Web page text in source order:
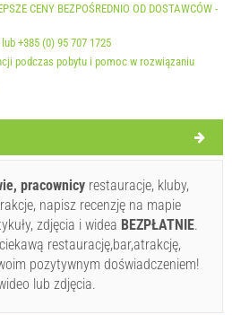
na potwierdzenie
now, instead you have more
bellow and click on "Send
CENY BEZPOŚREDNIO OD DOSTAWCÓW -
+385 (0) 95 707 1725
podczas pobytu i pomoc w rozwiązaniu
pracownicy restauracje, kluby,
napisz recenzję na mapie
zdjęcia i widea BEZPŁATNIE.
restaurację,bar,atrakcję,
pozytywnym doświadczeniem!
lub zdjęcia.